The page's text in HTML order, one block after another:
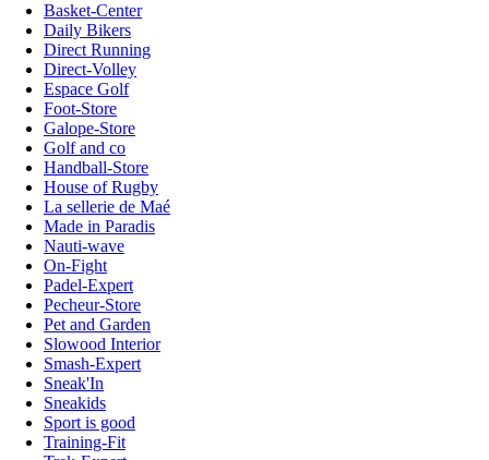
Basket-Center
Daily Bikers
Direct Running
Direct-Volley
Espace Golf
Foot-Store
Galope-Store
Golf and co
Handball-Store
House of Rugby
La sellerie de Maé
Made in Paradis
Nauti-wave
On-Fight
Padel-Expert
Pecheur-Store
Pet and Garden
Slowood Interior
Smash-Expert
Sneak'In
Sneakids
Sport is good
Training-Fit